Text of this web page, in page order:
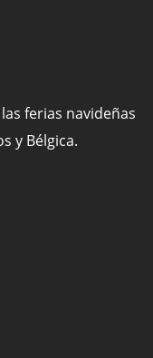
ferias navideñas
y Bélgica.